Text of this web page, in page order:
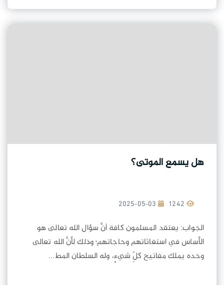
هل يسمع الموتى؟
2025-05-03
الجواب: يعتقد المسلمون كافة أنَّ سؤال الله تعالى هو
الأساس في استغاثاتهم وحاجاتهم؛ وذلك لأنَّ الله تعالى
وحده يملك مفاتيح كلِّ شيءٍ، وله السلطان المط...